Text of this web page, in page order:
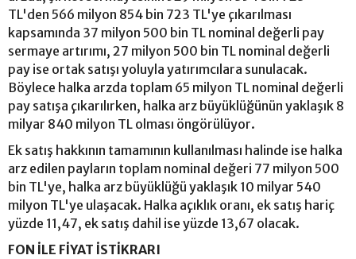
TL'den 566 milyon 854 bin 723 TL'ye çıkarılması
kapsamında 37 milyon 500 bin TL nominal değerli pay
sermaye artırımı, 27 milyon 500 bin TL nominal değerli
pay ise ortak satışı yoluyla yatırımcılara sunulacak.
Böylece halka arzda toplam 65 milyon TL nominal değerli
pay satışa çıkarılırken, halka arz büyüklüğünün yaklaşık 8
milyar 840 milyon TL olması öngörülüyor.
Ek satış hakkının tamamının kullanılması halinde ise halka
arz edilen payların toplam nominal değeri 77 milyon 500
bin TL'ye, halka arz büyüklüğü yaklaşık 10 milyar 540
milyon TL'ye ulaşacak. Halka açıklık oranı, ek satış hariç
yüzde 11,47, ek satış dahil ise yüzde 13,67 olacak.
FON İLE FİYAT İSTİKRARI